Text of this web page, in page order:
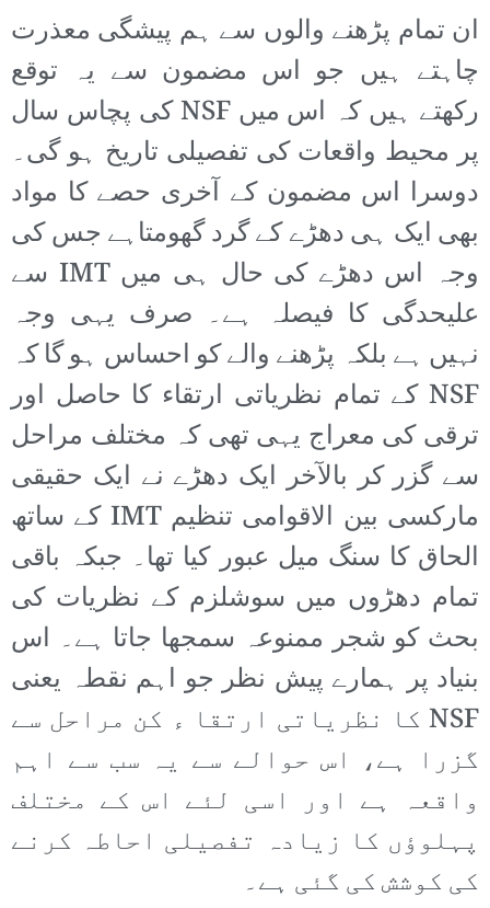
ان تمام پڑھنے والوں سے ہم پیشگی معذرت
چاہتے ہیں جو اس مضمون سے یہ توقع
رکھتے ہیں کہ اس میں NSF کی پچاس سال
پر محیط واقعات کی تفصیلی تاریخ ہو گی۔
دوسرا اس مضمون کے آخری حصے کا مواد
بھی ایک ہی دھڑے کے گرد گھومتاہے جس کی
وجہ اس دھڑے کی حال ہی میں IMT سے
علیحدگی کا فیصلہ ہے۔ صرف یہی وجہ
نہیں ہے بلکہ پڑھنے والے کو احساس ہو گا کہ
NSF کے تمام نظریاتی ارتقاء کا حاصل اور
ترقی کی معراج یہی تھی کہ مختلف مراحل
سے گزر کر بالآخر ایک دھڑے نے ایک حقیقی
مارکسی بین الاقوامی تنظیم IMT کے ساتھ
الحاق کا سنگ میل عبور کیا تھا۔ جبکہ باقی
تمام دھڑوں میں سوشلزم کے نظریات کی
بحث کو شجر ممنوعہ سمجھا جاتا ہے۔ اس
بنیاد پر ہمارے پیش نظر جو اہم نقطہ یعنی
NSF کا نظریاتی ارتقا ء کن مراحل سے
گزرا ہے، اس حوالے سے یہ سب سے اہم
واقعہ ہے اور اسی لئے اس کے مختلف
پہلوؤں کا زیادہ تفصیلی احاطہ کرنے
کی کوشش کی گئی ہے۔